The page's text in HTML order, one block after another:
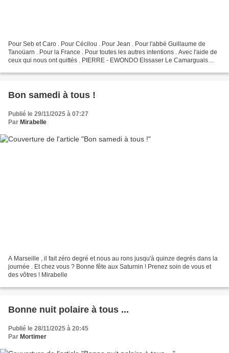
Pour Seb et Caro . Pour Cécilou . Pour Jean . Pour l'abbé Guillaume de
Tanoüarn . Pour la France . Pour toutes les autres intentions . Avec l'aide de
ceux qui nous ont quittés . PIERRE - EWONDO Elssaser Le Camarguais
Bon samedi à tous !
Publié le 29/11/2025 à 07:27
Par Mirabelle
A Marseille , il fait zéro degré et nous au rons jusqu'à quinze degrés dans la
journée . Et chez vous ? Bonne fête aux Saturnin ! Prenez soin de vous et
des vôtres ! Mirabelle
Bonne nuit polaire à tous ...
Publié le 28/11/2025 à 20:45
Par Mortimer